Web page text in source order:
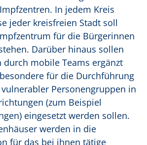
In jedem Kreis
jeder kreisfreien Stadt soll
für die Bürgerinnen
Darüber hinaus sollen
durch mobile Teams ergänzt
für die Durchführung
Personengruppen in
(zum Beispiel
eingesetzt werden sollen.
werden in die
für das bei ihnen tätige